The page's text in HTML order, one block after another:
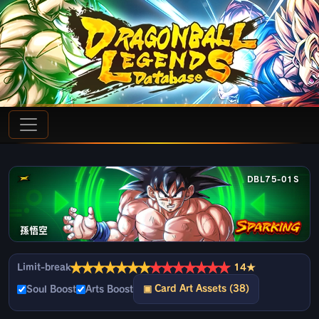
DBL75-01S
孫悟空
Limit-break★★★★★★★★★★★★★★ 14★
Soul Boost Arts Boost ▣ Card Art Assets (38)